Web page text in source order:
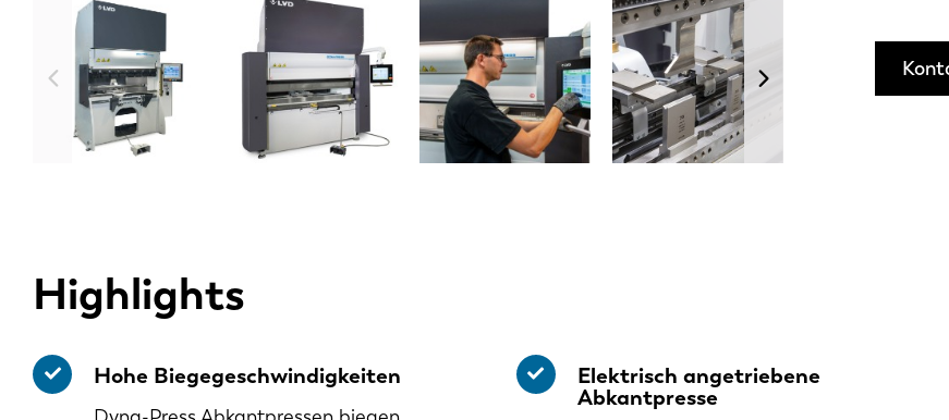
Highlights
Hohe Biegegeschwindigkeiten
Elektrisch angetriebene
Abkantpresse